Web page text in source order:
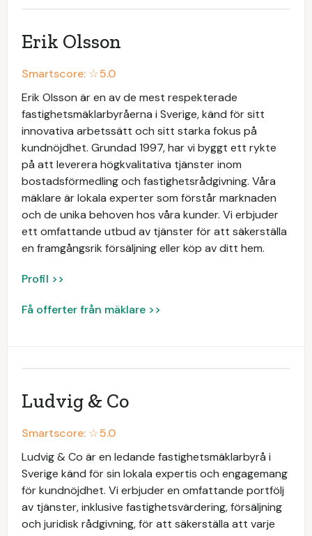
Erik Olsson
Smartscore: ☆5.0
Erik Olsson är en av de mest respekterade
fastighetsmäklarbyråerna i Sverige, känd för sitt
innovativa arbetssätt och sitt starka fokus på
kundnöjdhet. Grundad 1997, har vi byggt ett rykte
på att leverera högkvalitativa tjänster inom
bostadsförmedling och fastighetsrådgivning. Våra
mäklare är lokala experter som förstår marknaden
och de unika behoven hos våra kunder. Vi erbjuder
ett omfattande utbud av tjänster för att säkerställa
en framgångsrik försäljning eller köp av ditt hem.
Profil >>
Få offerter från mäklare >>
Ludvig & Co
Smartscore: ☆5.0
Ludvig & Co är en ledande fastighetsmäklarbyrå i
Sverige känd för sin lokala expertis och engagemang
för kundnöjdhet. Vi erbjuder en omfattande portfölj
av tjänster, inklusive fastighetsvärdering, försäljning
och juridisk rådgivning, för att säkerställa att varje